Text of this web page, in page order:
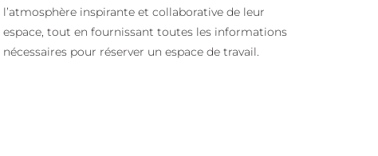
l’atmosphère inspirante et collaborative de leur
espace, tout en fournissant toutes les informations
nécessaires pour réserver un espace de travail.